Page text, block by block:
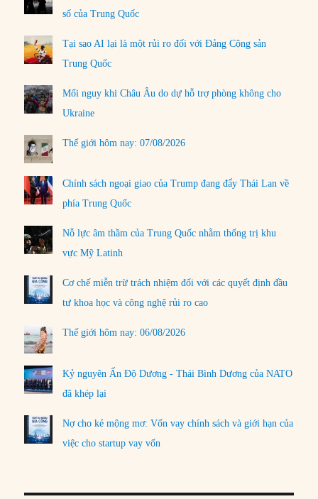
số của Trung Quốc
Tại sao AI lại là một rủi ro đối với Đảng Cộng sản
Trung Quốc
Mối nguy khi Châu Âu do dự hỗ trợ phòng không cho
Ukraine
Thế giới hôm nay: 07/08/2026
Chính sách ngoại giao của Trump đang đẩy Thái Lan về
phía Trung Quốc
Nỗ lực âm thầm của Trung Quốc nhằm thống trị khu
vực Mỹ Latinh
Cơ chế miễn trừ trách nhiệm đối với các quyết định đầu
tư khoa học và công nghệ rủi ro cao
Thế giới hôm nay: 06/08/2026
Kỷ nguyên Ấn Độ Dương - Thái Bình Dương của NATO
đã khép lại
Nợ cho kẻ mộng mơ: Vốn vay chính sách và giới hạn của
việc cho startup vay vốn